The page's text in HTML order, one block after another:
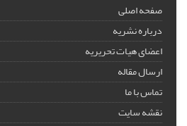
صفحه اصلی
درباره نشریه
اعضای هیات تحریریه
ارسال مقاله
تماس با ما
نقشه سایت